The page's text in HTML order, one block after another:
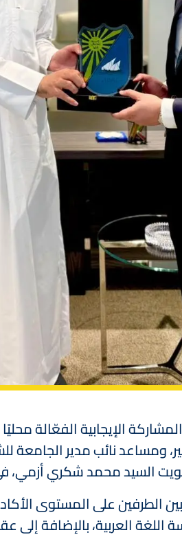
الإيجابية الفعّالة
ومساعد نائب مدير الجامعة
السيد محمد شكري أزمي،
الطرفين على المستوى
اللغة العربية، بالإضافة